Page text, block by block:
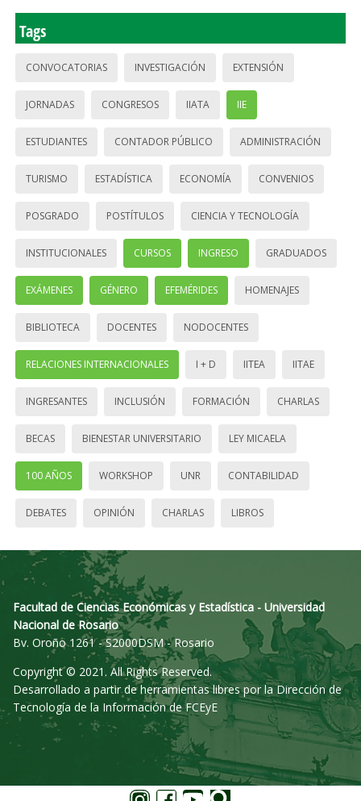
Tags
CONVOCATORIAS INVESTIGACIÓN EXTENSIÓN
JORNADAS CONGRESOS IIATA IIE
ESTUDIANTES CONTADOR PÚBLICO ADMINISTRACIÓN
TURISMO ESTADÍSTICA ECONOMÍA CONVENIOS
POSGRADO POSTÍTULOS CIENCIA Y TECNOLOGÍA
INSTITUCIONALES CURSOS INGRESO GRADUADOS
EXÁMENES GÉNERO EFEMÉRIDES HOMENAJES
BIBLIOTECA DOCENTES NODOCENTES
RELACIONES INTERNACIONALES I + D IITEA IITAE
INGRESANTES INCLUSIÓN FORMACIÓN CHARLAS
BECAS BIENESTAR UNIVERSITARIO LEY MICAELA
100 AÑOS WORKSHOP UNR CONTABILIDAD
DEBATES OPINIÓN CHARLAS LIBROS
Facultad de Ciencias Económicas y Estadística - Universidad
Nacional de Rosario
Bv. Oroño 1261 - S2000DSM - Rosario
Copyright © 2021. All Rights Reserved.
Desarrollado a partir de herramientas libres por la Dirección de
Tecnología de la Información de FCEyE